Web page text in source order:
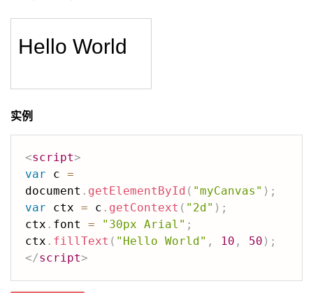
实例
<script>
var c =
document . getElementById ( "myCanvas" ) ;
var ctx = c . getContext ( "2d" ) ;
ctx . font = "30px Arial" ;
ctx . fillText ( "Hello World" , 10 , 50 ) ;
</script>